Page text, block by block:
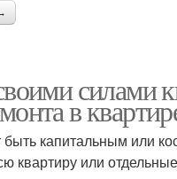
силами
в
капитальным или
квартиру или